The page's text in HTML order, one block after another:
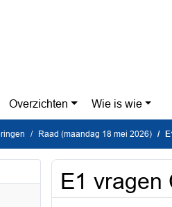
Overzichten Wie is wie
Raad (maandag 18 mei 2026)
E1 vragen